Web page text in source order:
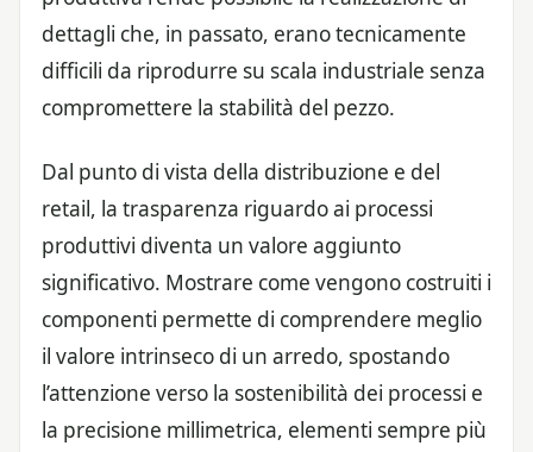
dettagli che, in passato, erano tecnicamente
difficili da riprodurre su scala industriale senza
compromettere la stabilità del pezzo.
Dal punto di vista della distribuzione e del
retail, la trasparenza riguardo ai processi
produttivi diventa un valore aggiunto
significativo. Mostrare come vengono costruiti i
componenti permette di comprendere meglio
il valore intrinseco di un arredo, spostando
l’attenzione verso la sostenibilità dei processi e
la precisione millimetrica, elementi sempre più